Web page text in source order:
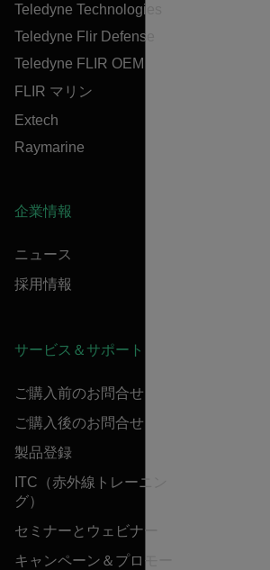
Teledyne Technologies
Teledyne Flir Defense
Teledyne FLIR OEM
FLIR マリン
Extech
Raymarine
企業情報
ニュース
採用情報
サービス＆サポート
ご購入前のお問合せ
ご購入後のお問合せ
製品登録
ITC（赤外線トレーニン
グ）
セミナーとウェビナー
キャンペーン＆プロモー